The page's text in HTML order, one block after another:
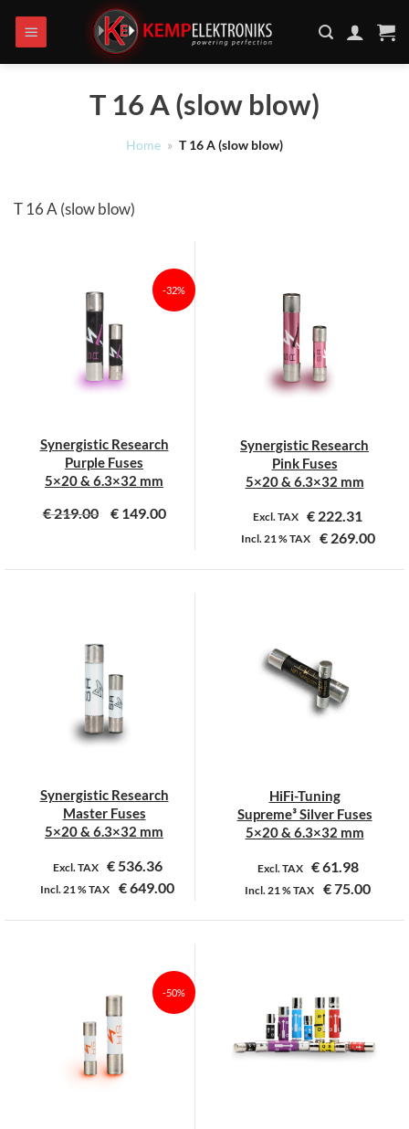
naar
inhoud
T 16 A (slow blow)
Home » T 16 A (slow blow)
T 16 A (slow blow)
-32%
Synergistic Research
Purple Fuses
5×20 & 6.3×32 mm
€219.00 €149.00
Dit
Deze
optie
kan
gekozen
de
productpagina
Synergistic Research
Pink Fuses
5×20 & 6.3×32 mm
Excl. TAX € 222.31
Incl.21 %TAX €269.00
Dit
variaties.
Deze
optie
kan
de
productpagina
Synergistic Research
Master Fuses
5×20 & 6.3×32 mm
Excl. TAX €536.36
Incl.21 %TAX €649.00
Dit
meerdere
variaties.
Deze
optie
kan
HiFi-Tuning
Supreme³ Silver Fuses
5×20 & 6.3×32 mm
Excl. TAX €61.98
Incl.21 %TAX €75.00
Dit
variaties.
Deze
optie
-50%